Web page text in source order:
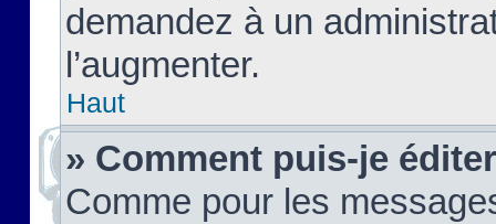
demandez à un
l’augmenter.
Haut
» Comment puis-je
Comme pour les